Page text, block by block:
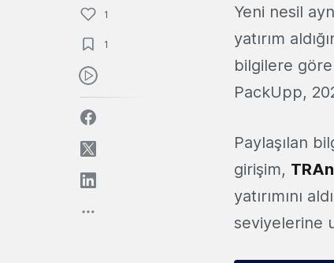
1
1
Yeni nesil
yatırım
bilgilere
PackUpp,
Paylaşılan
girişim,
yatırımını
seviyelerine